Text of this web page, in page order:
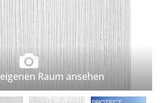
Raum ansehen